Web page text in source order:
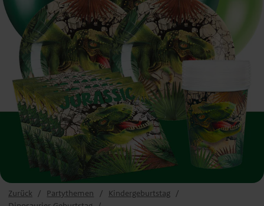
Zurück Partythemen
Kindergeburtstag